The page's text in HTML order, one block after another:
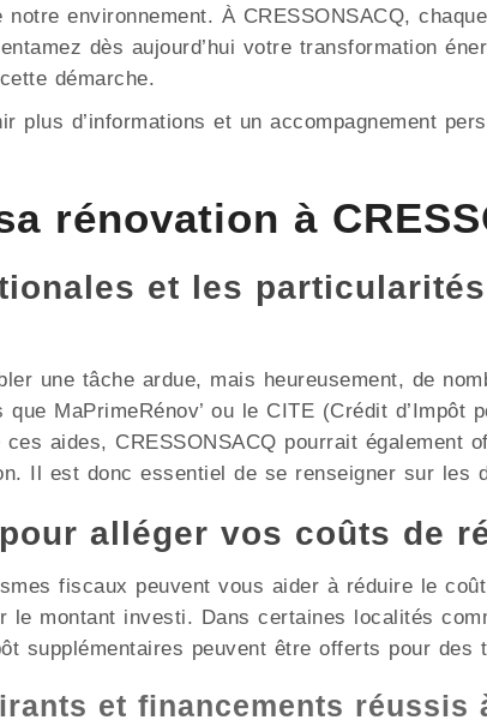
environnement. À CRESSONSACQ,
dès aujourd’hui votre transformation
démarche.
plus d’informations et un accompagnement
rénovation à
et les
une tâche ardue, mais heureusement, de
MaPrimeRénov’ ou le CITE (Crédit d’Impôt
aides, CRESSONSACQ pourrait également
Il est donc essentiel de se renseigner sur les
alléger vos coûts de
fiscaux peuvent vous aider à réduire le
le montant investi. Dans certaines localités
supplémentaires peuvent être offerts pour des
et financements réussis